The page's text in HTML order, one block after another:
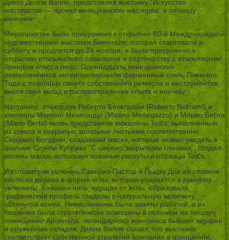
Диего Делла Валле, представляя выставку “Искусство
мастерства — проект венецианских мастеров” в пятницу
вечером.
Мероприятие было приурочено к открытию 60-й Международной
художественной выставки Биеннале, которая стартовала в
субботу и продлится до 24 ноября, и было приурочено к
открытию итальянского павильона и партнерству с итальянским
брендом класса люкс. Одиннадцать венецианских
ремесленников интерпретировали фирменный стиль Гоммино
Тода с помощью своего собственного ремесла и инструментов,
внося свой вклад в распространение опыта и ноу-хау.
Например, стеклодув Роберто Бельтрами (Roberto Beltrami) и
ювелиры Марино Менегаццо (Marino Menegazzo) и Марио Берта
(Mario Berta) вновь представили мокасины Tod’s, выполненные
из стекла и покрытые золотыми листьями соответственно.
Серджио Болдрин, создавший маски, которые можно увидеть в
фильме Стэнли Кубрика “С широко закрытыми глазами”, создал
восемь масок, используя кожаные лоскуты и образцы Tod’s.
Изготовители уключин Саверио Пастор и Пьеро Дри изготовили
весло из дерева в форме иглы, которая упирается в рукоятку
уключины. Кожаная нить, идущая от иглы, образовала
графический профиль гондолы в натуральную величину,
обтянутой кожей. Ремесленники были заняты работой, а их
творения были стратегически освещены в похожем на пещеру
помещении Арсенала, легендарного комплекса бывших верфей
и оружейных складов. Делла Валле сказал, что выставка
соответствует собственной стратегии компании в отношении